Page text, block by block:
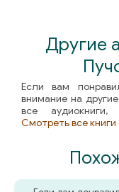
Другие
Если вам
внимание на
все аудиокниги,
Смотреть все